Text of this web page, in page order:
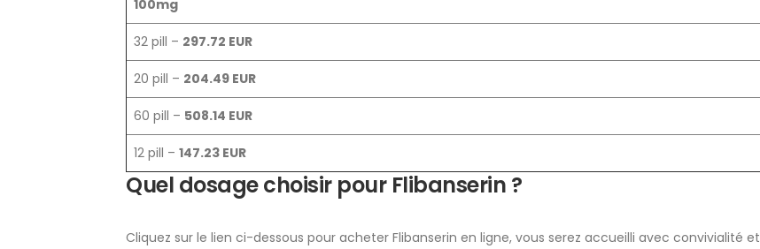
100mg
32 pill – 297.72 EUR
20 pill – 204.49 EUR
60 pill – 508.14 EUR
12 pill – 147.23 EUR
Quel dosage choisir pour Flibanserin ?
Cliquez sur le lien ci-dessous pour acheter Flibanserin en ligne, vous serez accueilli avec convivialité et